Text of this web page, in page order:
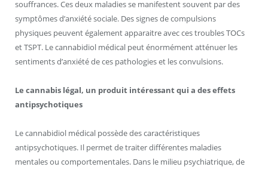
souffrances. Ces deux maladies se manifestent souvent par des
symptômes d’anxiété sociale. Des signes de compulsions
physiques peuvent également apparaitre avec ces troubles TOCs
et TSPT. Le cannabidiol médical peut énormément atténuer les
sentiments d’anxiété de ces pathologies et les convulsions.
Le cannabis légal, un produit intéressant qui a des effets
antipsychotiques
Le cannabidiol médical possède des caractéristiques
antipsychotiques. Il permet de traiter différentes maladies
mentales ou comportementales. Dans le milieu psychiatrique, de